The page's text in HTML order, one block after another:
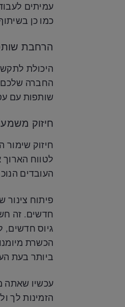
עמיתים
כמו כן
הרחבת
היכולת
החברה שלכם
שותפות עם
חיזוק
חיזוק
לטווח
העובדים
פיתוח צינור
חדשים. זה
גיוס חדשים,
ביותר בעת
עכשיו שאתה
הזמינות לך